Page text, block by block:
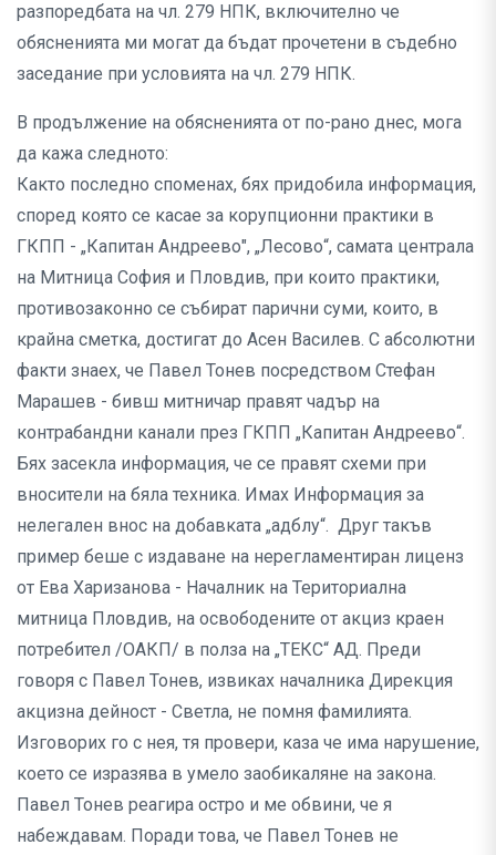
разпоредбата на чл. 279 НПК, включително че
обясненията ми могат да бъдат прочетени в съдебно
заседание при условията на чл. 279 НПК.
В продължение на обясненията от по-рано днес, мога
да кажа следното:
Както последно споменах, бях придобила информация,
според която се касае за корупционни практики в
ГКПП - „Капитан Андреево", „Лесово“, самата централа
на Митница София и Пловдив, при които практики,
противозаконно се събират парични суми, които, в
крайна сметка, достигат до Асен Василев. С абсолютни
факти знаех, че Павел Тонев посредством Стефан
Марашев - бивш митничар правят чадър на
контрабандни канали през ГКПП „Капитан Андреево“.
Бях засекла информация, че се правят схеми при
вносители на бяла техника. Имах Информация за
нелегален внос на добавката „адблу“. Друг такъв
пример беше с издаване на нерегламентиран лиценз
от Ева Харизанова - Началник на Териториална
митница Пловдив, на освободените от акциз краен
потребител /ОАКП/ в полза на „ТЕКС“ АД. Преди
говоря с Павел Тонев, извиках началника Дирекция
акцизна дейност - Светла, не помня фамилията.
Изговорих го с нея, тя провери, каза че има нарушение,
което се изразява в умело заобикаляне на закона.
Павел Тонев реагира остро и ме обвини, че я
набеждавам. Поради това, че Павел Тонев не